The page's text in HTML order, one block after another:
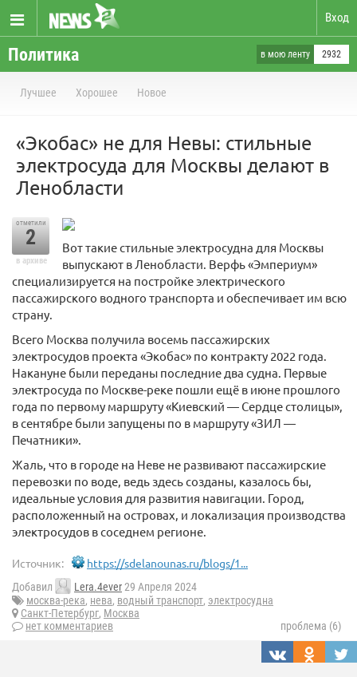
Вход
Политика в мою ленту 2932
Лучшее Хорошее Новое
«Экобас» не для Невы: стильные
электросуда для Москвы делают в
Ленобласти
отметили
2
в архиве
Вот такие стильные электросудна для Москвы
выпускают в Ленобласти. Верфь «Эмпериум»
специализируется на постройке электрического
пассажирского водного транспорта и обеспечивает им всю
страну.
Всего Москва получила восемь пассажирских
электросудов проекта «Экобас» по контракту 2022 года.
Накануне были переданы последние два судна. Первые
электросуда по Москве-реке пошли ещё в июне прошлого
года по первому маршруту «Киевский — Сердце столицы»,
в сентябре были запущены по в маршруту «ЗИЛ —
Печатники».
Жаль, что в городе на Неве не развивают пассажирские
перевозки по воде, ведь здесь созданы, казалось бы,
идеальные условия для развития навигации. Город,
расположенный на островах, и локализация производства
электросудов в соседнем регионе.
Источник: https://sdelanounas.ru/blogs/1...
Добавил Lera.4ever29 Апреля 2024
москва-река, нева, водный транспорт, электросудна
Санкт-Петербург, Москва
нет комментариев
проблема (6)